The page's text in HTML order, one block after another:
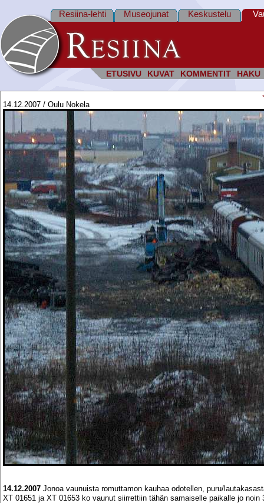
ETUSIVU KUVAT KOMMENTIT HAKU
Resiina-lehti Museojunat Keskustelu
14.12.2007 / Oulu Nokela
14.12.2007 Jonoa vaunuista romuttamon kauhaa odotellen, puru/
XT 01651 ja XT 01653 ko vaunut siirrettiin tähän samaiselle paikalle jo